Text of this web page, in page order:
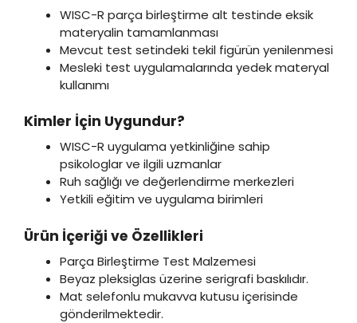
WISC-R parça birleştirme alt testinde eksik
materyalin tamamlanması
Mevcut test setindeki tekil figürün yenilenmesi
Mesleki test uygulamalarında yedek materyal
kullanımı
Kimler İçin Uygundur?
WISC-R uygulama yetkinliğine sahip
psikologlar ve ilgili uzmanlar
Ruh sağlığı ve değerlendirme merkezleri
Yetkili eğitim ve uygulama birimleri
Ürün İçeriği ve Özellikleri
Parça Birleştirme Test Malzemesi
Beyaz pleksiglas üzerine serigrafi baskılıdır.
Mat selefonlu mukavva kutusu içerisinde
gönderilmektedir.